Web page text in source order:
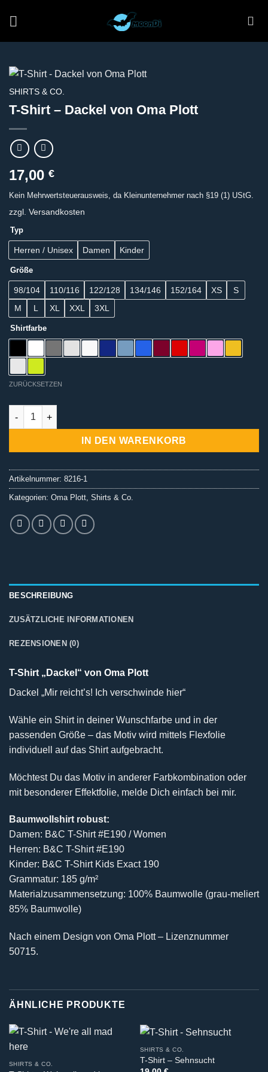
SHIRTS & CO.
T-Shirt – Dackel von Oma Plott
17,00 €
Kein Mehrwertsteuerausweis, da Kleinunternehmer nach §19 (1) UStG.
zzgl. Versandkosten
Typ
Herren / Unisex Damen Kinder
Größe
98/104 110/116 122/128 134/146 152/164 XS
S
M
L XL XXL 3XL
Shirtfarbe
ZURÜCKSETZEN
T-Shirt - Dackel von Oma Plott Menge
IN DEN WARENKORB
Artikelnummer: 8216-1
Kategorien: Oma Plott, Shirts & Co.
BESCHREIBUNG
ZUSÄTZLICHE INFORMATIONEN
REZENSIONEN (0)
T-Shirt „Dackel“ von Oma Plott
Dackel „Mir reicht’s! Ich verschwinde hier“
Wähle ein Shirt in deiner Wunschfarbe und in der
passenden Größe – das Motiv wird mittels Flexfolie
individuell auf das Shirt aufgebracht.
Möchtest Du das Motiv in anderer Farbkombination oder
mit besonderer Effektfolie, melde Dich einfach bei mir.
Baumwollshirt robust:
Damen: B&C T-Shirt #E190 / Women
Herren: B&C T-Shirt #E190
Kinder: B&C T-Shirt Kids Exact 190
Grammatur: 185 g/m²
Materialzusammensetzung: 100% Baumwolle (grau-meliert
85% Baumwolle)
Nach einem Design von Oma Plott – Lizenznummer
50715.
ÄHNLICHE PRODUKTE
SHIRTS & CO.
SHIRTS & CO.
T-Shirt – Sehnsucht